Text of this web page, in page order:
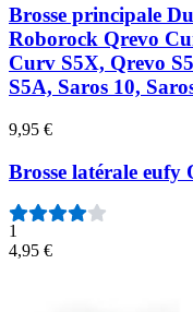
Brosse principale
Roborock Qrevo
Curv S5X, Qrevo
S5A, Saros 10,
9,95 €
Brosse latérale eufy
1
4,95 €